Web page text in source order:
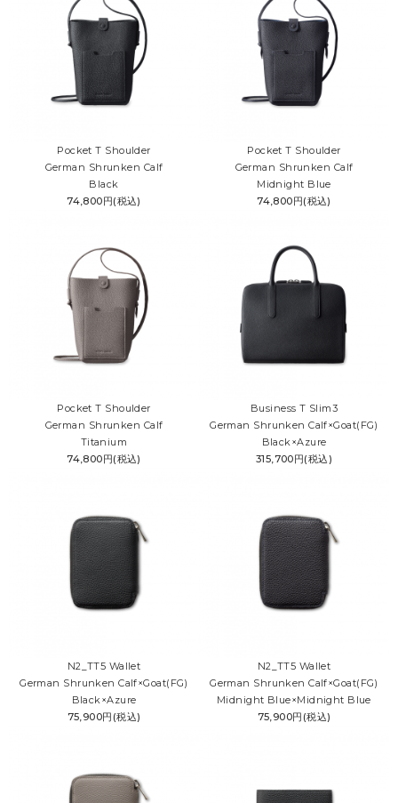
Pocket T Shoulder
German Shrunken Calf
Black
74,800円(税込)
Pocket T Shoulder
German Shrunken Calf
Midnight Blue
74,800円(税込)
Pocket T Shoulder
German Shrunken Calf
Titanium
74,800円(税込)
Business T Slim3
German Shrunken Calf×Goat(FG)
Black×Azure
315,700円(税込)
N2_TT5 Wallet
German Shrunken Calf×Goat(FG)
Black×Azure
75,900円(税込)
N2_TT5 Wallet
German Shrunken Calf×Goat(FG)
Midnight Blue×Midnight Blue
75,900円(税込)